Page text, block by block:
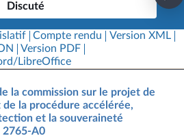
Discuté
Compte rendu
Version XML
Version PDF
LibreOffice
la commission sur le projet de
de la procédure accélérée,
et la souveraineté
2765-A0